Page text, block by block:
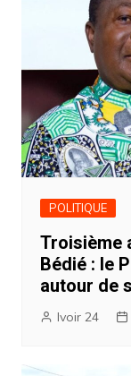
POLITIQUE
Troisième
Bédié : le
autour de
Ivoir 24